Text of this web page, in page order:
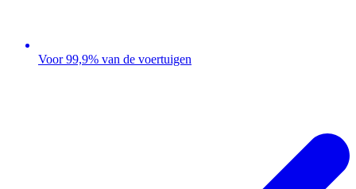
Voor 99,9% van de voertuigen